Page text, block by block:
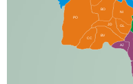
BO
NI
JD
PO
BV
CC
AJ
GL